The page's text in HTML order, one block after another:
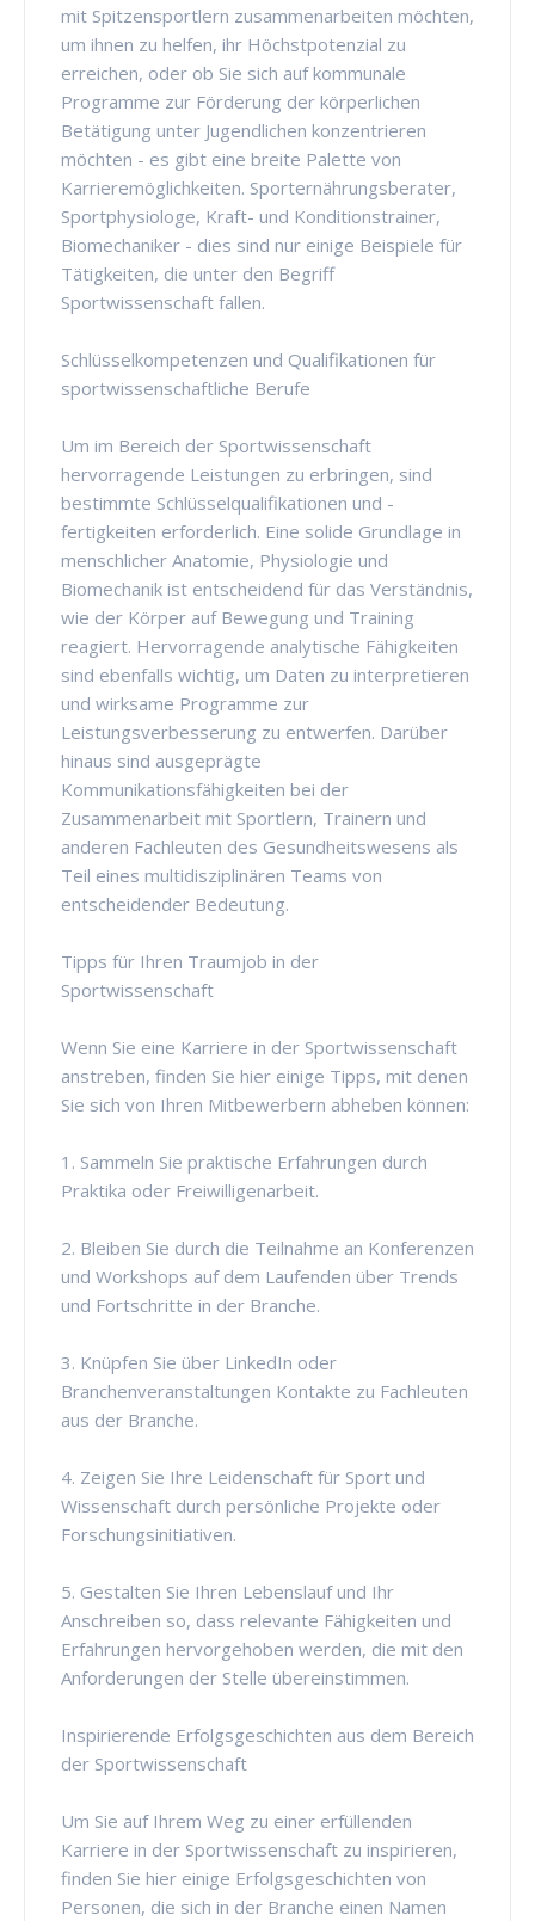
mit Spitzensportlern zusammenarbeiten möchten,
um ihnen zu helfen, ihr Höchstpotenzial zu
erreichen, oder ob Sie sich auf kommunale
Programme zur Förderung der körperlichen
Betätigung unter Jugendlichen konzentrieren
möchten - es gibt eine breite Palette von
Karrieremöglichkeiten. Sporternährungsberater,
Sportphysiologe, Kraft- und Konditionstrainer,
Biomechaniker - dies sind nur einige Beispiele für
Tätigkeiten, die unter den Begriff
Sportwissenschaft fallen.
Schlüsselkompetenzen und Qualifikationen für
sportwissenschaftliche Berufe
Um im Bereich der Sportwissenschaft
hervorragende Leistungen zu erbringen, sind
bestimmte Schlüsselqualifikationen und -
fertigkeiten erforderlich. Eine solide Grundlage in
menschlicher Anatomie, Physiologie und
Biomechanik ist entscheidend für das Verständnis,
wie der Körper auf Bewegung und Training
reagiert. Hervorragende analytische Fähigkeiten
sind ebenfalls wichtig, um Daten zu interpretieren
und wirksame Programme zur
Leistungsverbesserung zu entwerfen. Darüber
hinaus sind ausgeprägte
Kommunikationsfähigkeiten bei der
Zusammenarbeit mit Sportlern, Trainern und
anderen Fachleuten des Gesundheitswesens als
Teil eines multidisziplinären Teams von
entscheidender Bedeutung.
Tipps für Ihren Traumjob in der
Sportwissenschaft
Wenn Sie eine Karriere in der Sportwissenschaft
anstreben, finden Sie hier einige Tipps, mit denen
Sie sich von Ihren Mitbewerbern abheben können:
1. Sammeln Sie praktische Erfahrungen durch
Praktika oder Freiwilligenarbeit.
2. Bleiben Sie durch die Teilnahme an Konferenzen
und Workshops auf dem Laufenden über Trends
und Fortschritte in der Branche.
3. Knüpfen Sie über LinkedIn oder
Branchenveranstaltungen Kontakte zu Fachleuten
aus der Branche.
4. Zeigen Sie Ihre Leidenschaft für Sport und
Wissenschaft durch persönliche Projekte oder
Forschungsinitiativen.
5. Gestalten Sie Ihren Lebenslauf und Ihr
Anschreiben so, dass relevante Fähigkeiten und
Erfahrungen hervorgehoben werden, die mit den
Anforderungen der Stelle übereinstimmen.
Inspirierende Erfolgsgeschichten aus dem Bereich
der Sportwissenschaft
Um Sie auf Ihrem Weg zu einer erfüllenden
Karriere in der Sportwissenschaft zu inspirieren,
finden Sie hier einige Erfolgsgeschichten von
Personen, die sich in der Branche einen Namen